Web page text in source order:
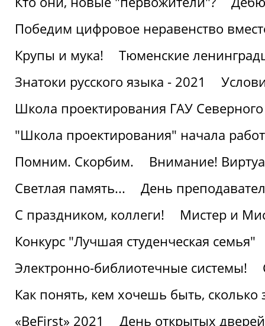
Победим цифровое неравенство
Крупы и мука!
Тюменские
Знатоки русского языка - 2021
Школа проектирования ГАУ
"Школа проектирования" начала
Помним. Скорбим.
Внимание!
Светлая память...
День
С праздником, коллеги!
Мистер и
Конкурс "Лучшая студенческая семья"
Электронно-библиотечные системы!
Как понять, кем хочешь быть, сколько
«BeFirst» 2021
День открытых